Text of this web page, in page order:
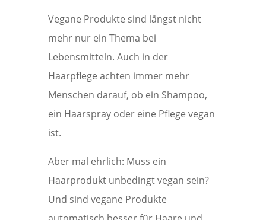
Vegane Produkte sind längst nicht
mehr nur ein Thema bei
Lebensmitteln. Auch in der
Haarpflege achten immer mehr
Menschen darauf, ob ein Shampoo,
ein Haarspray oder eine Pflege vegan
ist.
Aber mal ehrlich: Muss ein
Haarprodukt unbedingt vegan sein?
Und sind vegane Produkte